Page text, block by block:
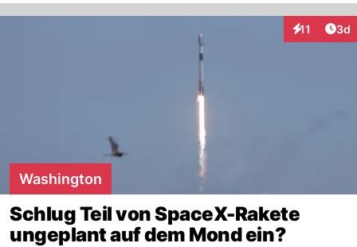
11 3d
Washington
Schlug Teil von SpaceX-Rakete
ungeplant auf dem Mond ein?